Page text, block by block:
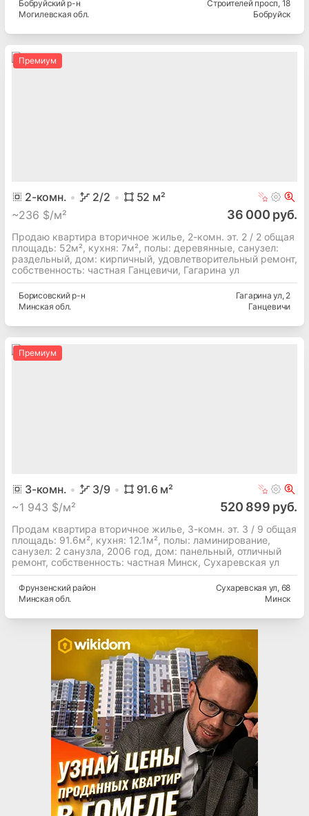
Бобруйскийр-н
Могилевская обл.
Строителей просп, 18
Бобруйск
Премиум
2-комн. 2/2 52 м²
~236 $/м² 36 000 руб.
Продаю квартира вторичное жилье, 2-комн. эт. 2 / 2 общая
площадь: 52м², кухня: 7м², полы: деревянные, cанузел:
раздельный, дом: кирпичный, удовлетворительный ремонт,
собственность: частная Ганцевичи, Гагарина ул
Борисовскийр-н
Минская обл.
Гагарина ул, 2
Ганцевичи
Премиум
3-комн. 3/9 91.6м²
~1 943 $/м² 520 899 руб.
Продам квартира вторичное жилье, 3-комн. эт. 3 / 9 общая
площадь: 91.6м², кухня: 12.1м², полы: ламинирование,
cанузел: 2 санузла, 2006 год, дом: панельный, отличный
ремонт, собственность: частная Минск, Сухаревская ул
Фрунзенскийрайон
Минская обл.
Сухаревская ул, 68
Минск